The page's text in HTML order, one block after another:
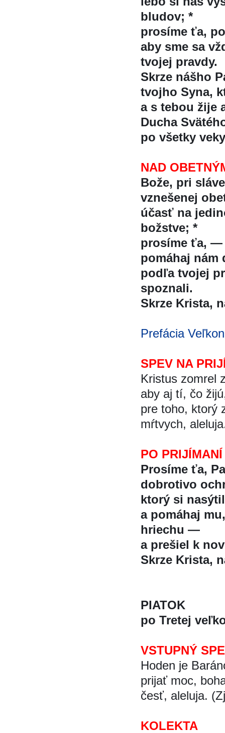
bludov; *
prosíme ťa,
aby sme sa
tvojej pravdy.
Skrze nášho
tvojho Syna,
a s tebou žije
Ducha
po všetky
NAD
Bože, pri
vznešenej
účasť na
božstve; *
prosíme ťa, —
pomáhaj nám
podľa tvojej
spoznali.
Skrze Krista,
Prefácia
SPEV NA
Kristus zomrel
aby aj tí, čo
pre toho, ktorý
mŕtvych,
PO PRIJÍMANÍ
Prosíme ťa,
dobrotivo
ktorý si
a pomáhaj
hriechu —
a prešiel k
Skrze Krista,
PIATOK
po Tretej
VSTUPNÝ
Hoden je
prijať moc,
česť, aleluja.
KOLEKTA